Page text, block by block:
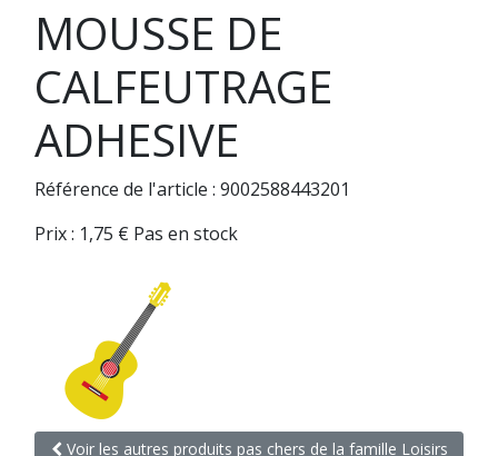
MOUSSE DE
CALFEUTRAGE
ADHESIVE
Référence de l'article : 9002588443201
Prix : 1,75 € Pas en stock
Voir les autres produits pas chers de la famille Loisirs